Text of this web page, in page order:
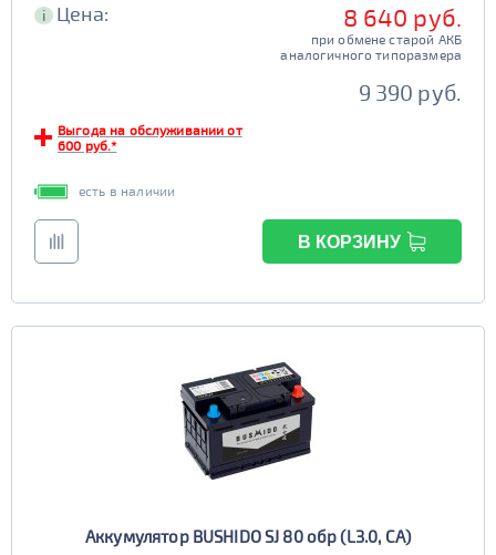
i Цена: 8 640 руб.
при обмене старой АКБ
аналогичного типоразмера
9 390 руб.
Выгода на обслуживании от
600 руб.*
есть в наличии
В КОРЗИНУ
Аккумулятор BUSHIDO SJ 80 обр (L3.0, CA)